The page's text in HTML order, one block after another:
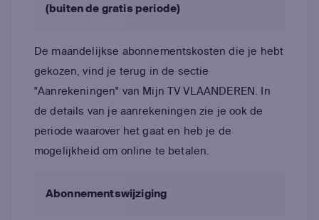
(buiten de gratis periode)
De maandelijkse abonnementskosten die je hebt
gekozen, vind je terug in de sectie
"Aanrekeningen" van Mijn TV VLAANDEREN. In
de details van je aanrekeningen zie je ook de
periode waarover het gaat en heb je de
mogelijkheid om online te betalen.
Abonnementswijziging